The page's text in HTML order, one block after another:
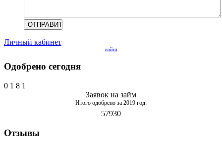
Личный кабинет
войти
Одобрено сегодня
0 1 8 1
Заявок на займ
Итого одобрено за 2019 год:
57930
Отзывы